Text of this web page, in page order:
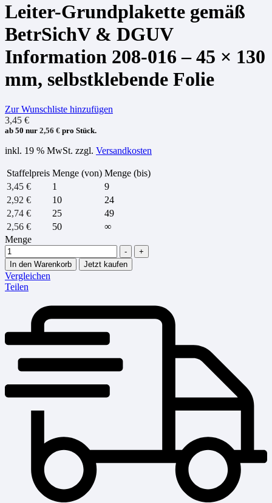
Leiter-Grundplakette gemäß
BetrSichV & DGUV
Information 208-016 – 45 × 130
mm, selbstklebende Folie
Zur Wunschliste hinzufügen
3,45 €
ab 50 nur 2,56 € pro Stück.
inkl. 19 % MwSt. zzgl. Versandkosten
Staffelpreis Menge (von) Menge (bis)
3,45 € 1
9
2,92 € 10
24
2,74 € 25
49
2,56 € 50
∞
Menge
-
+
In den Warenkorb
Jetzt kaufen
Vergleichen
Teilen